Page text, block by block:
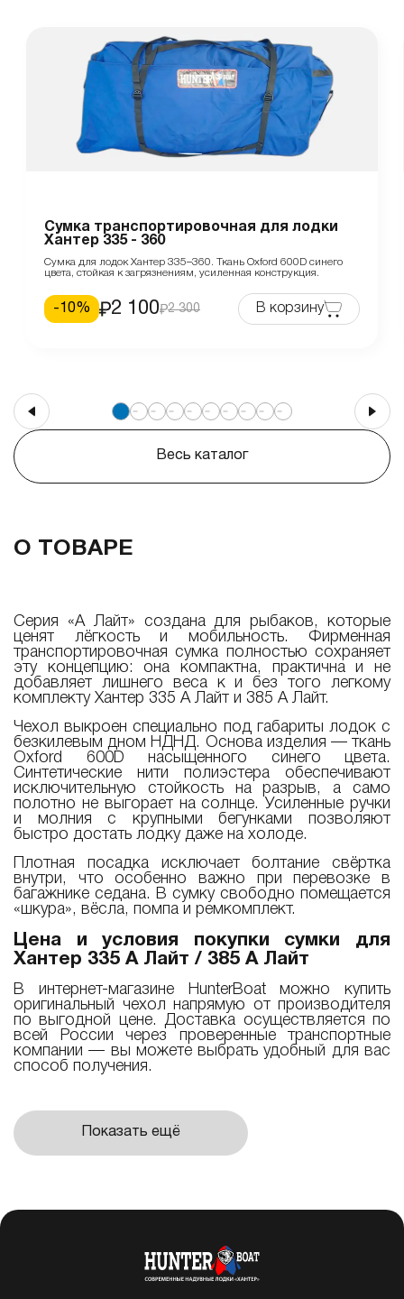
Сумка транспортировочная для лодки
Хантер 335 - 360
Сумка для лодок Хантер 335–360. Ткань Oxford 600D синего
цвета, стойкая к загрязнениям, усиленная конструкция.
-10% 2 100 2 300 В корзину
Весь каталог
О ТОВАРЕ
Серия «А Лайт» создана для рыбаков, которые
ценят лёгкость и мобильность. Фирменная
транспортировочная сумка полностью сохраняет
эту концепцию: она компактна, практична и не
добавляет лишнего веса к и без того легкому
комплекту Хантер 335 А Лайт и 385 А Лайт.
Чехол выкроен специально под габариты лодок с
безкилевым дном НДНД. Основа изделия — ткань
Oxford 600D насыщенного синего цвета.
Синтетические нити полиэстера обеспечивают
исключительную стойкость на разрыв, а само
полотно не выгорает на солнце. Усиленные ручки
и молния с крупными бегунками позволяют
быстро достать лодку даже на холоде.
Плотная посадка исключает болтание свёртка
внутри, что особенно важно при перевозке в
багажнике седана. В сумку свободно помещается
«шкура», вёсла, помпа и ремкомплект.
Цена и условия покупки сумки для
Хантер 335 А Лайт / 385 А Лайт
В интернет-магазине HunterBoat можно купить
оригинальный чехол напрямую от производителя
по выгодной цене. Доставка осуществляется по
всей России через проверенные транспортные
компании — вы можете выбрать удобный для вас
способ получения.
Показать ещё